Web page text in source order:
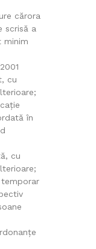
cărora
scrisă a
minim
cu
în
cu